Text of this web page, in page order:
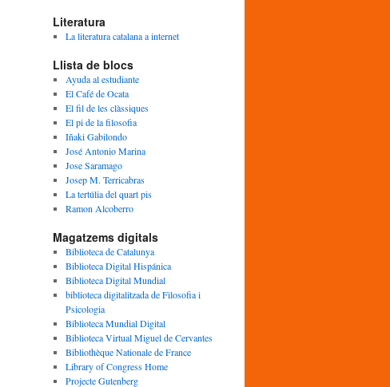
Literatura
La literatura catalana a internet
Llista de blocs
Ayuda al estudiante
El Café de Ocata
El fil de les clàssiques
El pi de la filosofia
Iñaki Gabilondo
José Antonio Marina
Jose Saramago
Josep M. Terricabras
La tertúlia del quart pis
Ramon Alcoberro
Magatzems digitals
Biblioteca de Catalunya
Biblioteca Digital Hispánica
Biblioteca Digital Mundial
biblioteca digitalitzada de Filosofia i
Psicologia
Biblioteca Mundial Digital
Biblioteca Virtual Miguel de Cervantes
Bibliothèque Nationale de France
Library of Congress Home
Projecte Gutenberg